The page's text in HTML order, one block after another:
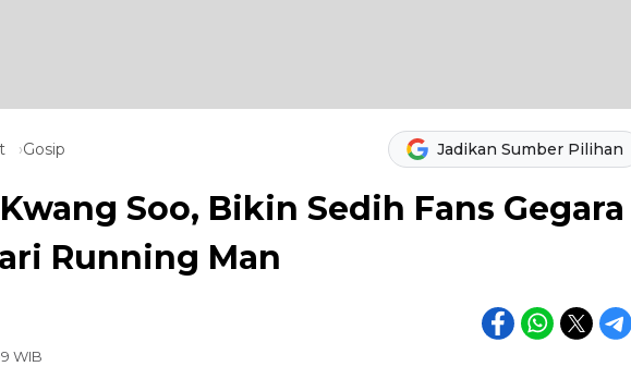
Gosip Jadikan Sumber Pilihan
Soo, Bikin Sedih Fans Gegara
Running Man
WIB